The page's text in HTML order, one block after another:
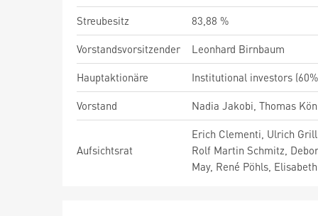
Streubesitz
83,88 %
Vorstandsvorsitzender
Leonhard Birnbaum
Hauptaktionäre
Institutional investors
Vorstand
Nadia Jakobi, Thomas
Aufsichtsrat
Erich Clementi, Ulrich
Rolf Martin Schmitz,
May, René Pöhls,